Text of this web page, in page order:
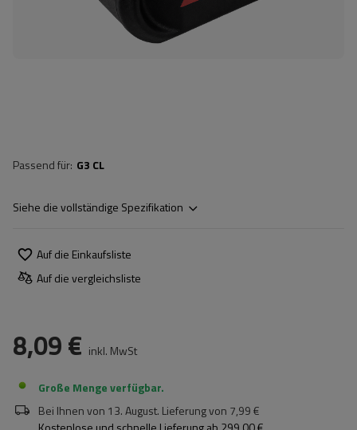
Passend für G3 CL
Siehe die vollständige Spezifikation
Auf die Einkaufsliste
Auf die vergleichsliste
8,09 € inkl. MwSt
Große Menge verfügbar
Bei Ihnen von 13. August. Lieferung von 7,99 €